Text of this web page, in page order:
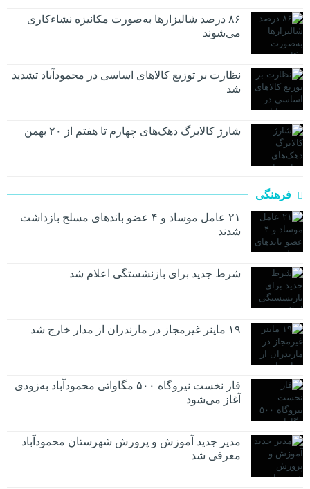
۸۶ درصد شالیزارها به‌صورت مکانیزه نشاءکاری
می‌شوند
نظارت بر توزیع کالا‌های اساسی در محمودآباد تشدید
شد
شارژ کالابرگ دهک‌های چهارم تا هفتم از ۲۰ بهمن
فرهنگی
۲۱ عامل موساد و ۴ عضو باند‌های مسلح بازداشت
شدند
شرط جدید برای بازنشستگی اعلام شد
۱۹ ماینر غیرمجاز در مازندران از مدار خارج شد
فاز نخست نیروگاه ۵۰۰ مگاواتی محمودآباد به‌زودی
آغاز می‌شود
مدیر جدید آموزش و پرورش شهرستان محمودآباد
معرفی شد